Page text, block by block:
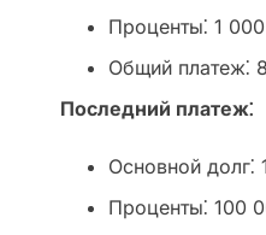
Проценты⁚ 1
Общий платеж⁚
Последний платеж⁚
Основной
Проценты⁚ 100